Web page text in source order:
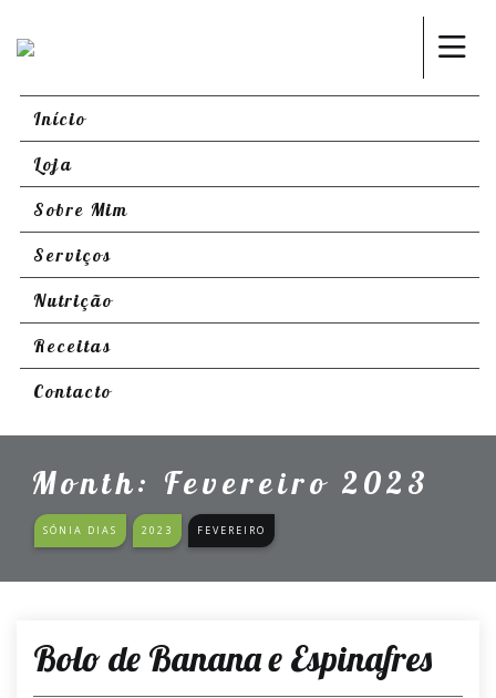
Início
Loja
Sobre Mim
Serviços
Nutrição
Receitas
Contacto
Month: Fevereiro 2023
SÓNIA DIAS 2023 FEVEREIRO
Bolo de Banana e Espinafres